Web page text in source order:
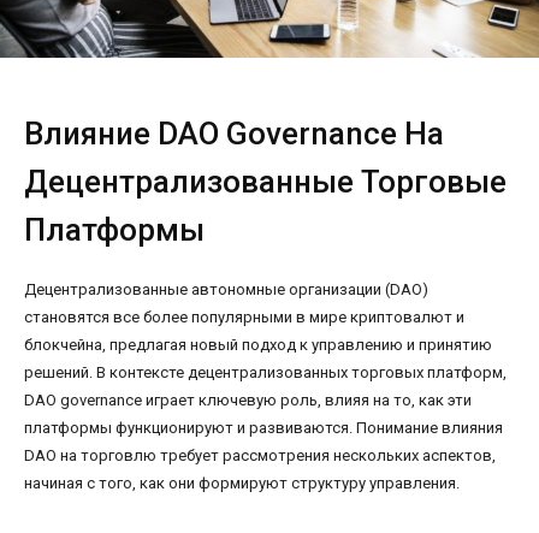
Влияние DAO Governance На
Децентрализованные Торговые
Платформы
Децентрализованные автономные организации (DAO)
становятся все более популярными в мире криптовалют и
блокчейна, предлагая новый подход к управлению и принятию
решений. В контексте децентрализованных торговых платформ,
DAO governance играет ключевую роль, влияя на то, как эти
платформы функционируют и развиваются. Понимание влияния
DAO на торговлю требует рассмотрения нескольких аспектов,
начиная с того, как они формируют структуру управления.